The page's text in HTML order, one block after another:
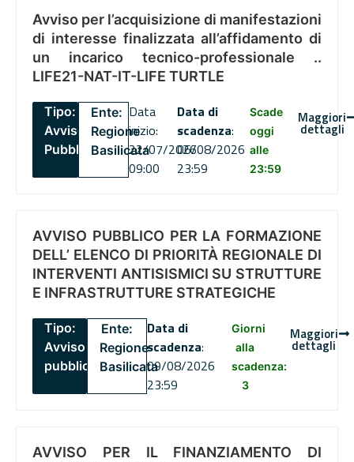
Avviso per l’acquisizione di manifestazioni
di interesse finalizzata all’affidamento di
un incarico tecnico-professionale ..
LIFE21-NAT-IT-LIFE TURTLE
Tipo:
Avviso
Pubblico
Ente:
Regione
Basilicata
Data
inizio:
22/07/2026
09:00
Data di
scadenza:
06/08/2026
23:59
Scade
oggi
alle
23:59
Maggiori
dettagli
AVVISO PUBBLICO PER LA FORMAZIONE
DELL’ ELENCO DI PRIORITÀ REGIONALE DI
INTERVENTI ANTISISMICI SU STRUTTURE
E INFRASTRUTTURE STRATEGICHE
Tipo:
Avviso
pubblico
Ente:
Regione
Basilicata
Data di
scadenza:
09/08/2026
23:59
Giorni
alla
scadenza:
3
Maggiori
dettagli
AVVISO PER IL FINANZIAMENTO DI